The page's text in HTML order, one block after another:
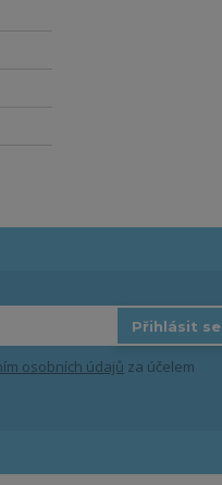
Přihlásit se
osobních údajů za účelem